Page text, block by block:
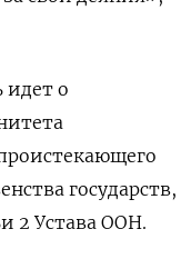
идет о
государств,
2 Устава ООН.